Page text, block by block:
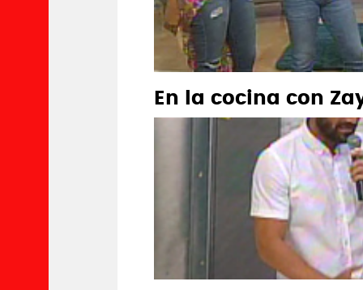
En la cocina con